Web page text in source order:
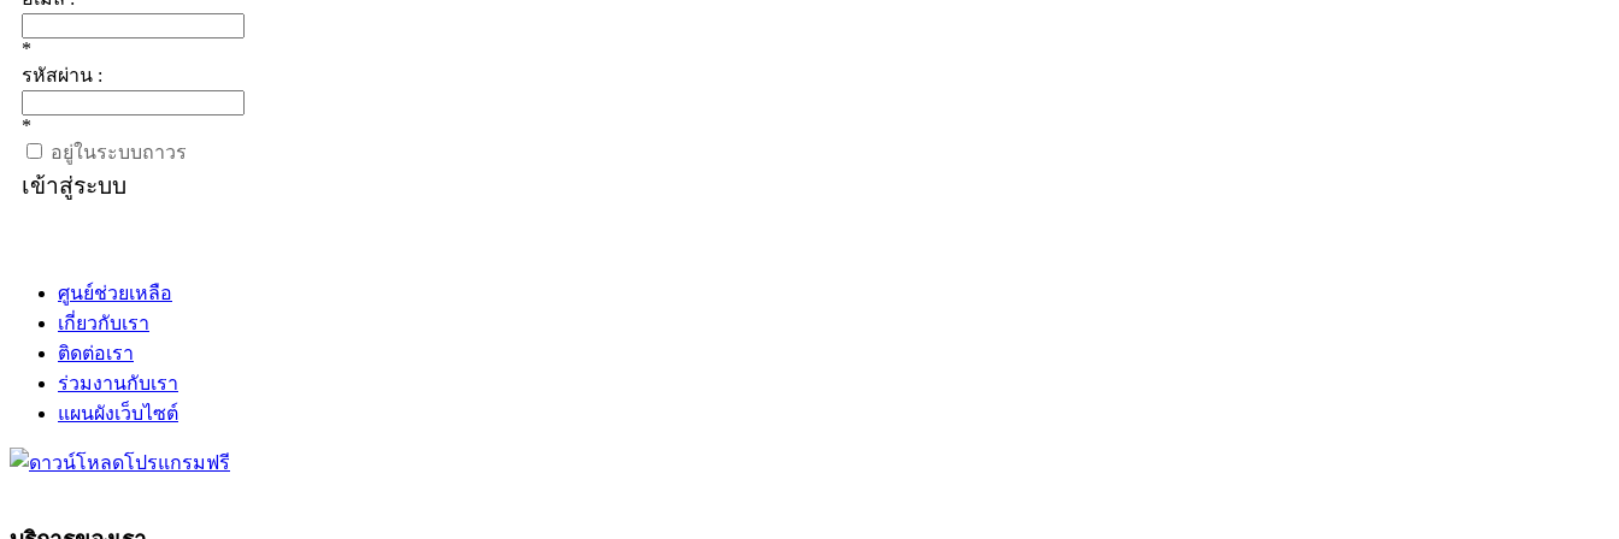
*
รหัสผ่าน :
*
อยู่ในระบบถาวร
เข้าสู่ระบบ
ศูนย์ช่วยเหลือ
เกี่ยวกับเรา
ติดต่อเรา
ร่วมงานกับเรา
แผนผังเว็บไซต์